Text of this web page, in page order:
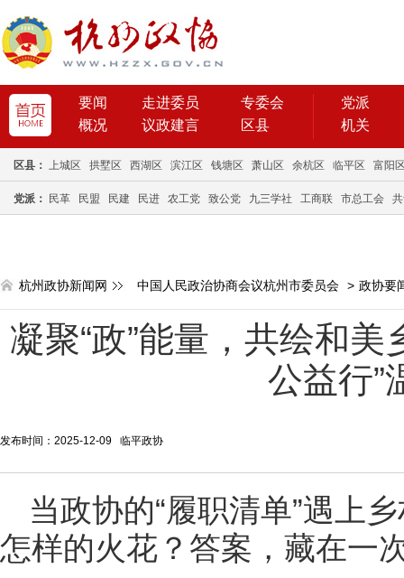
要闻 走进委员
专委会
概况
议政建言 区县
党派
机关
区县： 上城区 拱墅区 西湖区 滨江区 钱塘区 萧山区 余杭区 临平区 富阳
党派： 民革 民盟 民建 民进 农工党 致公党 九三学社 工商联 市总工会
杭州政协新闻网 中国人民政治协商会议杭州市委员会 > 政协要
凝聚“政”能量，共绘和
公益行”
发布时间：2025-12-09 临平政协
当政协的“履职清单”遇上
怎样的火花？答案，藏在一